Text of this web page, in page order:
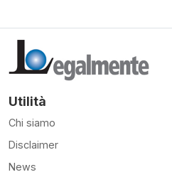
Utilità
Chi siamo
Disclaimer
News